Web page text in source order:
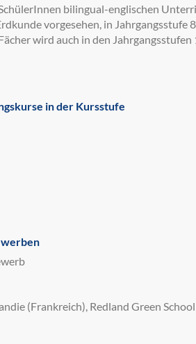
bilingual-englischen
vorgesehen, in Jahrgangsstufe
wird auch in den
in der Kursstufe
(Frankreich), Redland Green